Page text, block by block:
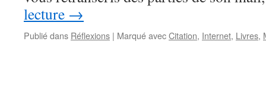
lecture →
Publié dans Réflexions | Marqué avecCitation, Internet, Livres,